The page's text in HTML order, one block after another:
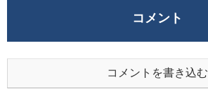
コメント
コメントを書き込む